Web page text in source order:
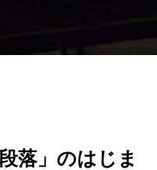
落」のはじま